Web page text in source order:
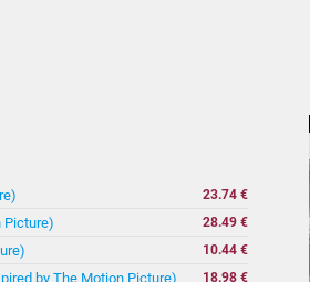
23.74 €
Picture) 28.49 €
10.44 €
by The Motion Picture) 18.98 €